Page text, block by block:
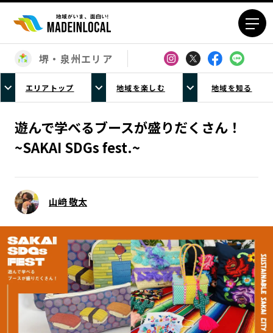
エリアから探す
北海道エリア
青森エリア
岩手エリア
宮城エリア
秋田エリア
山形エリア
福島エリア
栃木エリア
群馬エリア
埼玉エリア
東京23区エリア
富山エリア
石川エリア
福井エリア
山梨エリア
岐阜エリア
静岡エリア
愛知エリア
三重エリア
滋賀エリア
堺・泉州エリア
エリアトップ 地域を楽しむ 地域を知る
遊んで学べるブースが盛りだくさん！
~SAKAI SDGs fest.~
山﨑 敬太